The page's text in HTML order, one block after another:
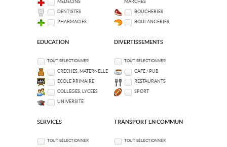
MÉDECINS
DENTISTES
PHARMACIES
MARCHÉS
BOUCHERIES
BOULANGERIES
EDUCATION
TOUT SÉLECTIONNER
CRÈCHES, MATERNELLE
ECOLE PRIMAIRE
COLLÈGES, LYCÉES
UNIVERSITÉ
DIVERTISSEMENTS
TOUT SÉLECTIONNER
CAFÉ / PUB
RESTAURANTS
SPORT
SERVICES
TOUT SÉLECTIONNER
TRANSPORT EN COMMUN
TOUT SÉLECTIONNER